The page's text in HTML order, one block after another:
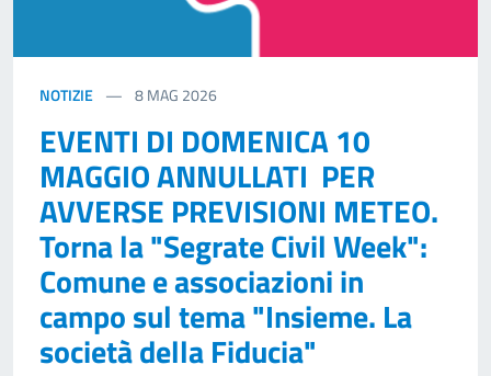
NOTIZIE 8MAG 2026
EVENTI DI DOMENICA 10
MAGGIO ANNULLATI PER
AVVERSE PREVISIONI METEO.
Torna la "Segrate Civil Week":
Comune e associazioni in
campo sul tema "Insieme. La
società della Fiducia"